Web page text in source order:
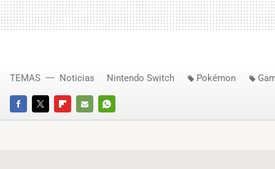
FACEBOOKTWITTERFLIPBOARD
E-
WHATSAPP
TEMAS Noticias Nintendo Switch Pokémon